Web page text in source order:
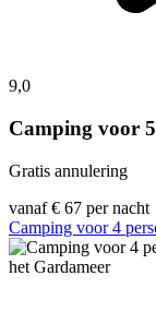
9,0
Camping voor
Gratis annulering
vanaf € 67 per nacht
Camping voor 4